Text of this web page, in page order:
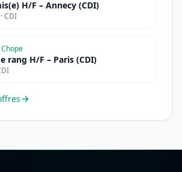
H/F – Annecy (CDI)
CDI
rang H/F – Paris (CDI)